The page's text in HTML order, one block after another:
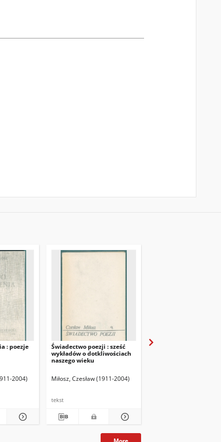
: poezje
2004)
Świadectwo poezji : sześć
wykładów o dotkliwościach
naszego wieku
Miłosz, Czesław (1911-2004)
tekst